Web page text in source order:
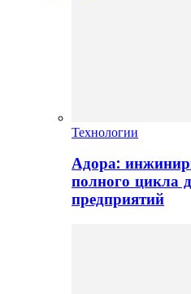
Технологии
Адора:
полного цикла
предприятий